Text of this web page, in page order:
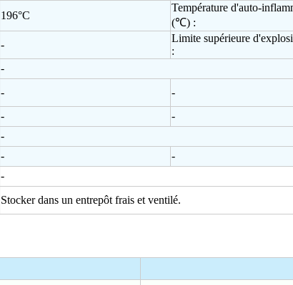
196°C
Température d'auto-
(℃) :
-
Limite supérieure
:
-
- -
- -
-
- -
-
Stocker dans un entrepôt frais et ventilé.